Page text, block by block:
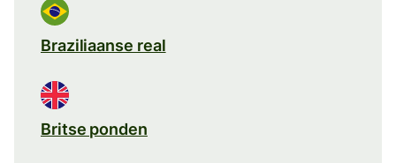
Braziliaanse real
Britse ponden